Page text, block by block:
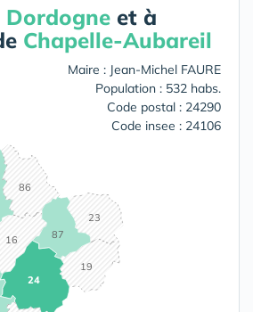
Dordogne et à
Chapelle-Aubareil
Maire : Jean-Michel FAURE
Population : 532 habs.
Code postal : 24290
Code insee : 24106
16
19
23
24
86
87